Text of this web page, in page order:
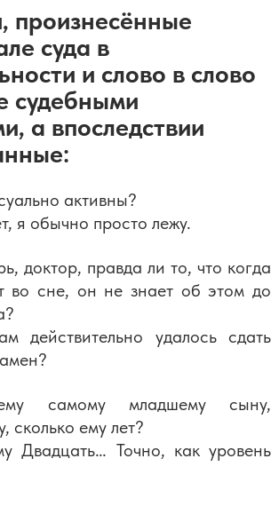
произнесённые
суда в
и слово в слово
судебными
а впоследствии
активны?
я обычно просто лежу.
доктор, правда ли то, что когда
во сне, он не знает об этом до
действительно удалось сдать
самому младшему сыну,
сколько ему лет?
Двадцать… Точно, как уровень